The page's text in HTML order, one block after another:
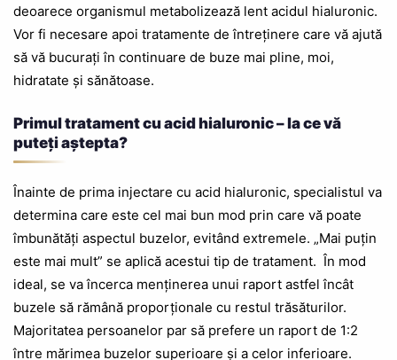
deoarece organismul metabolizează lent acidul hialuronic.
Vor fi necesare apoi tratamente de întreținere care vă ajută
să vă bucurați în continuare de buze mai pline, moi,
hidratate și sănătoase.
Primul tratament cu acid hialuronic – la ce vă
puteți aștepta?
Înainte de prima injectare cu acid hialuronic, specialistul va
determina care este cel mai bun mod prin care vă poate
îmbunătăți aspectul buzelor, evitând extremele. „Mai puțin
este mai mult” se aplică acestui tip de tratament. În mod
ideal, se va încerca menținerea unui raport astfel încât
buzele să rămână proporționale cu restul trăsăturilor.
Majoritatea persoanelor par să prefere un raport de 1:2
între mărimea buzelor superioare și a celor inferioare.